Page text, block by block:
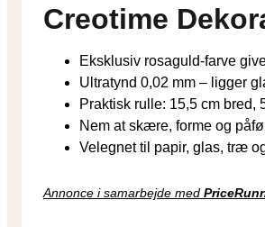
Creotime
Eksklusiv rosaguld-farve
Ultratynd 0,02 mm – ligger
Praktisk rulle: 15,5 cm bred,
Nem at skære, forme og
Velegnet til papir, glas, træ
Annonce i samarbejde med